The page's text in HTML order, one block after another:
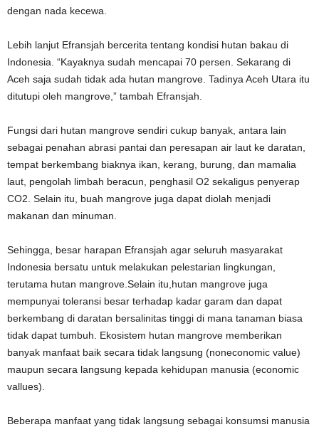
dengan nada kecewa.
Lebih lanjut Efransjah bercerita tentang kondisi hutan bakau di
Indonesia. “Kayaknya sudah mencapai 70 persen. Sekarang di
Aceh saja sudah tidak ada hutan mangrove. Tadinya Aceh Utara itu
ditutupi oleh mangrove,” tambah Efransjah.
Fungsi dari hutan mangrove sendiri cukup banyak, antara lain
sebagai penahan abrasi pantai dan peresapan air laut ke daratan,
tempat berkembang biaknya ikan, kerang, burung, dan mamalia
laut, pengolah limbah beracun, penghasil O2 sekaligus penyerap
CO2. Selain itu, buah mangrove juga dapat diolah menjadi
makanan dan minuman.
Sehingga, besar harapan Efransjah agar seluruh masyarakat
Indonesia bersatu untuk melakukan pelestarian lingkungan,
terutama hutan mangrove.Selain itu,hutan mangrove juga
mempunyai toleransi besar terhadap kadar garam dan dapat
berkembang di daratan bersalinitas tinggi di mana tanaman biasa
tidak dapat tumbuh. Ekosistem hutan mangrove memberikan
banyak manfaat baik secara tidak langsung (noneconomic value)
maupun secara langsung kepada kehidupan manusia (economic
vallues).
Beberapa manfaat yang tidak langsung sebagai konsumsi manusia